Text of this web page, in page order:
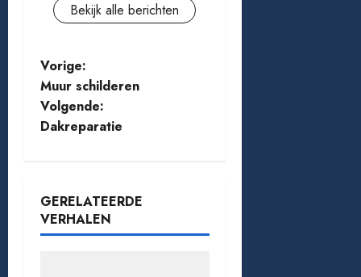
Bekijk alle berichten
B
e
r
c
h
Vorige:
Muur schilderen
Volgende:
Dakreparatie
GERELATEERDE
VERHALEN